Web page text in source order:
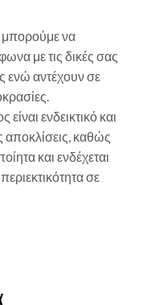
μπορούμε να
με τις δικές σας
ενώ αντέχουν σε
ενδεικτικό και
αποκλίσεις, καθώς
και ενδέχεται
σε